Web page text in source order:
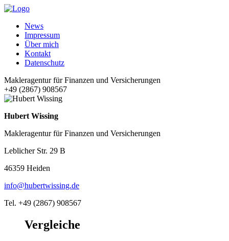
News
Impressum
Über mich
Kontakt
Datenschutz
Makleragentur für Finanzen und Versicherungen
+49 (2867) 908567
Hubert Wissing
Makleragentur für Finanzen und Versicherungen
Leblicher Str. 29 B
46359 Heiden
info@hubertwissing.de
Tel. +49 (2867) 908567
Vergleiche